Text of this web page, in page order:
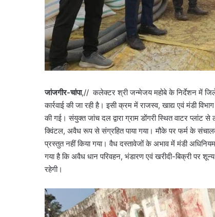
जांजगीर-चांपा,// कलेक्टर श्री जन्मेजय महोबे के निर्देशन में जिले
कार्रवाई की जा रही है। इसी क्रम में राजस्व, खाद्य एवं मंडी
की गई। संयुक्त जांच दल द्वारा ग्राम डोंगरी स्थित वाटर
क्विंटल, अवैध रूप से संग्रहित पाया गया। मौके पर फर्म के
प्रस्तुत नहीं किया गया। वैध दस्तावेजों के अभाव में मंडी
गया है कि अवैध धान परिवहन, भंडारण एवं खरीदी-बिक्री पर
रहेगी।